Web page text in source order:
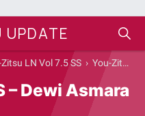
LN Vol 7.5 SS › You-Zitsu Vol 7.5
– Dewi Asmara